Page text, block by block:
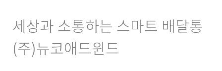
세상과 소통하는 스마트 배달통
(주)뉴코애드윈드